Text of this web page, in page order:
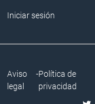
Iniciar sesión
Aviso
legal
-Política de
privacidad